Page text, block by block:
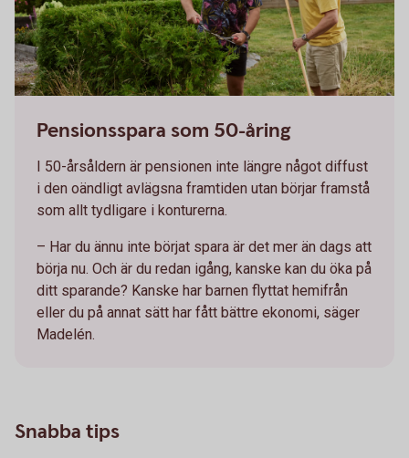
Pensionsspara som 50-åring
I 50-årsåldern är pensionen inte längre något diffust
i den oändligt avlägsna framtiden utan börjar framstå
som allt tydligare i konturerna.
– Har du ännu inte börjat spara är det mer än dags att
börja nu. Och är du redan igång, kanske kan du öka på
ditt sparande? Kanske har barnen flyttat hemifrån
eller du på annat sätt har fått bättre ekonomi, säger
Madelén.
Snabba tips